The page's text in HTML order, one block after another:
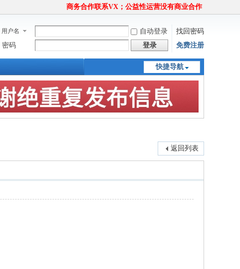
商务合作联系VX；公益性运营没有商业合作
用户名 自动登录
找回密码
密码
登录 免费注册
快捷导航
返回列表